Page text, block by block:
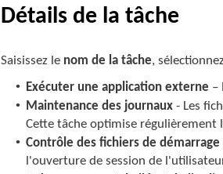
Détails de la tâche
Saisissez le nom de la tâche,
• Exécuter une application externe –
• Maintenance des journaux - Les
Cette tâche optimise régulièrement
• Contrôle des fichiers de
l'ouverture de session de